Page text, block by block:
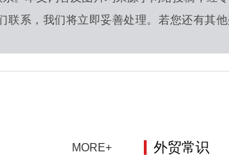
系，我们将立即妥善处理。若您还有其
外贸常识
MORE+